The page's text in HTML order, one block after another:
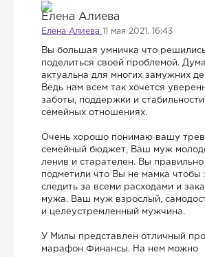
Елена Алиева 11 мая 2021, 16:43
Вы большая умничка что
поделиться своей проблемой.
актуальна для многих замужних
Ведь нам всем так хочется
заботы, поддержки и стабильности
семейных отношениях.
Очень хорошо понимаю вашу
семейный бюджет, Ваш муж
ленив и старателен. Вы правильно
подметили что Вы не мамка чтобы
следить за всеми расходами и
мужа. Ваш муж взрослый,
и целеустремленный мужчина.
У Милы представлен отличный
марафон Финансы. На нем можно